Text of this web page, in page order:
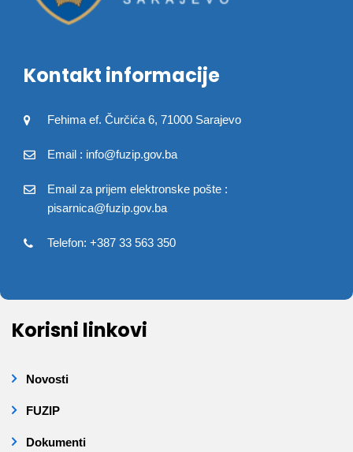
Kontakt informacije
Fehima ef. Čurčića 6, 71000 Sarajevo
Email : info@fuzip.gov.ba
Email za prijem elektronske pošte :
pisarnica@fuzip.gov.ba
Telefon: +387 33 563 350
Korisni linkovi
Novosti
FUZIP
Dokumenti